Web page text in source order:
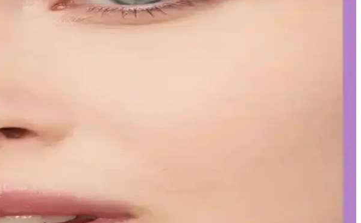
temizliği, sınır çizimi ve kat kat uygulama ile mükemmel görünüm elde edin.
ve pürüzlerde iyileşme gözlemlerken, bazı ciltlerde olumsuz reaksiyonlar görülebilir.
ve inovasyonun anahtarı olan bu teknolojiyi yakından inceleyin.
önemlidir. İnce katmanlar ve uygun tonlar ile göz altlarınızda doğal parlaklık